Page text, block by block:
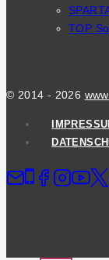
TOP
© 2014 - 2026